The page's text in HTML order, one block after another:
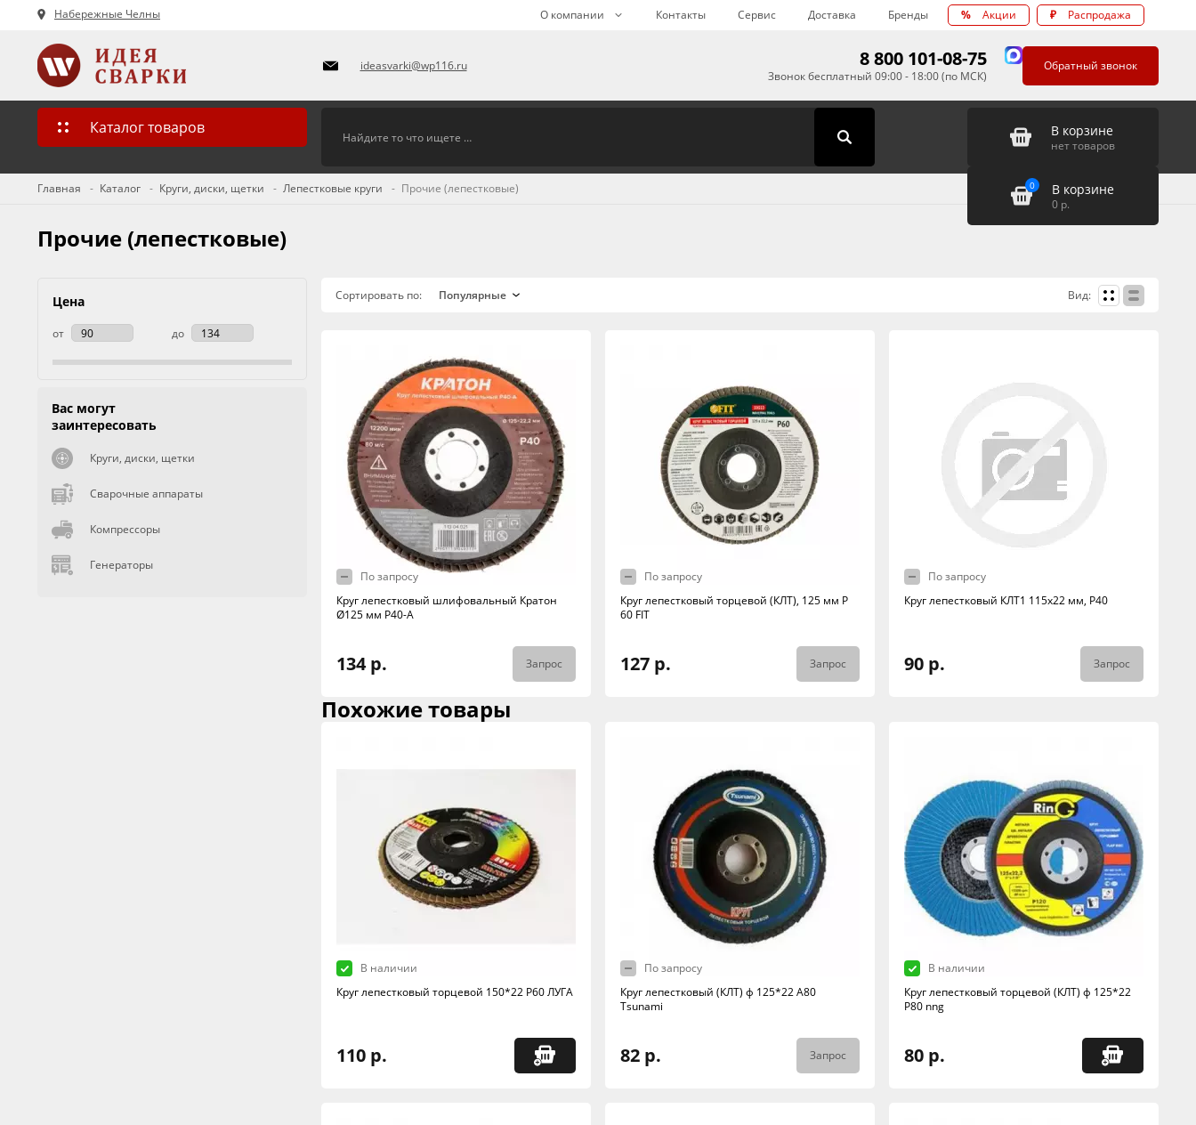
Набережные Челны О компании Контакты Сервис Доставка Бренды % Акции ₽ Распродажа
ideasvarki@wp116.ru 8 800 101-08-75
Звонок бесплатный 09:00 - 18:00 (по МСК)
Обратный звонок
Каталог товаров В корзине
нет товаров
0 В корзине
0 р.
Главная Каталог Круги, диски, щетки Лепестковые круги Прочие (лепестковые)
Прочие (лепестковые)
Сортировать по: Вид:
По запросу
Круг лепестковый шлифовальный Кратон
Ø125 мм Р40-А
134 р. Запрос
По запросу
Круг лепестковый торцевой (КЛТ), 125 мм Р
60 FIT
127 р. Запрос
По запросу
Круг лепестковый КЛТ1 115х22 мм, Р40
90 р. Запрос
Похожие товары
В наличии
Круг лепестковый торцевой 150*22 Р60 ЛУГА
110 р.
По запросу
Круг лепестковый (КЛТ) ф 125*22 А80
Tsunami
82 р. Запрос
В наличии
Круг лепестковый торцевой (КЛТ) ф 125*22
Р80 nng
80 р.
Цена
от до
Вас могут
заинтересовать
Круги, диски, щетки
Сварочные аппараты
Компрессоры
Генераторы